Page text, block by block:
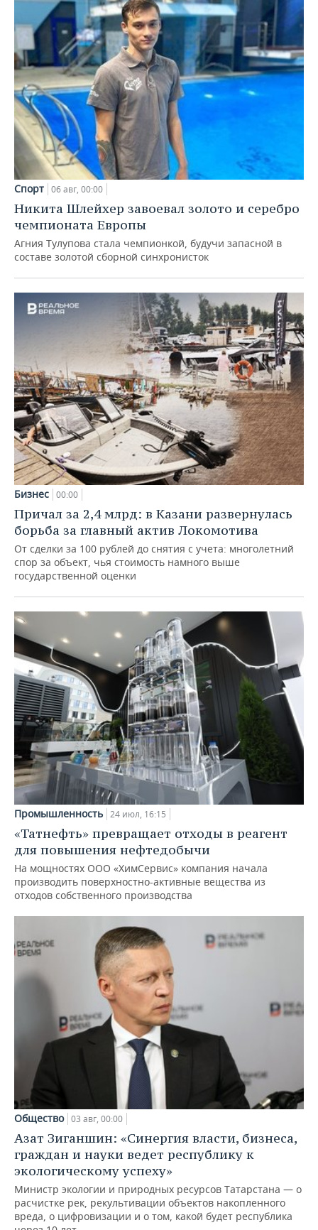
Спорт 06 авг, 00:00
Никита Шлейхер завоевал золото и серебро
чемпионата Европы
Агния Тулупова стала чемпионкой, будучи запасной в
составе золотой сборной синхронисток
Бизнес 00:00
Причал за 2,4 млрд: в Казани развернулась
борьба за главный актив Локомотива
От сделки за 100 рублей до снятия с учета: многолетний
спор за объект, чья стоимость намного выше
государственной оценки
Промышленность 24 июл, 16:15
«Татнефть» превращает отходы в реагент
для повышения нефтедобычи
На мощностях ООО «ХимСервис» компания начала
производить поверхностно-активные вещества из
отходов собственного производства
Общество 03 авг, 00:00
Азат Зиганшин: «Синергия власти, бизнеса,
граждан и науки ведет республику к
экологическому успеху»
Министр экологии и природных ресурсов Татарстана — о
расчистке рек, рекультивации объектов накопленного
вреда, о цифровизации и о том, какой будет республика